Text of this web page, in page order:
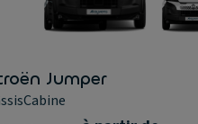
Jumper